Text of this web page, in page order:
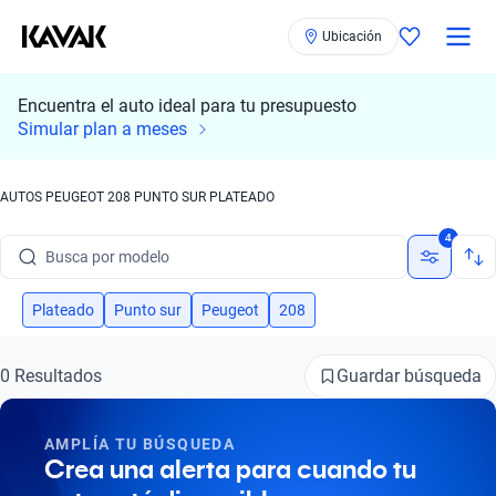
Ubicación
Encuentra el auto ideal para tu presupuesto
Simular plan a meses
AUTOS PEUGEOT 208 PUNTO SUR PLATEADO
Busca por modelo
Busca por versión
Busca por marca
Busca por modelo
4
Plateado Punto sur Peugeot 208
0 Resultados Guardar búsqueda
AMPLÍA TU BÚSQUEDA
Crea una alerta para cuando tu